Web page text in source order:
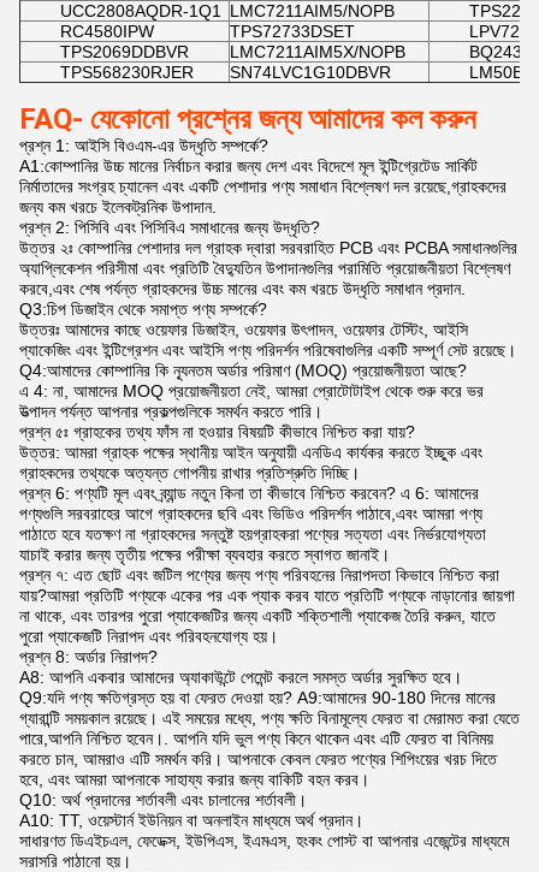
UCC2808AQDR-1Q1
LMC7211AIM5/NOPB
RC4580IPW
TPS72733DSET
TPS2069DDBVR
LMC7211AIM5X/NOPB
TPS568230RJER
SN74LVC1G10DBVR
FAQ- যেকোনো প্রশ্নের জন্য আমাদের কল করুন
প্রশ্ন 1: আইসি বিওএম-এর উদ্ধৃতি সম্পর্কে?
A1:কোম্পানির উচ্চ মানের নির্বাচন করার জন্য দেশ এবং বিদেশে মূল ইন্টিগ্রেটেড সার্কিট
নির্মাতাদের সংগ্রহ চ্যানেল এবং একটি পেশাদার পণ্য সমাধান বিশ্লেষণ দল রয়েছে,গ্রাহকদের
জন্য কম খরচে ইলেকট্রনিক উপাদান.
প্রশ্ন 2: পিসিবি এবং পিসিবিএ সমাধানের জন্য উদ্ধৃতি?
উত্তর ২ঃ কোম্পানির পেশাদার দল গ্রাহক দ্বারা সরবরাহিত PCB এবং PCBA সমাধানগুলির
অ্যাপ্লিকেশন পরিসীমা এবং প্রতিটি বৈদ্যুতিন উপাদানগুলির পরামিতি প্রয়োজনীয়তা বিশ্লেষণ
করবে,এবং শেষ পর্যন্ত গ্রাহকদের উচ্চ মানের এবং কম খরচে উদ্ধৃতি সমাধান প্রদান.
Q3:চিপ ডিজাইন থেকে সমাপ্ত পণ্য সম্পর্কে?
উত্তরঃ আমাদের কাছে ওয়েফার ডিজাইন, ওয়েফার উৎপাদন, ওয়েফার টেস্টিং, আইসি
প্যাকেজিং এবং ইন্টিগ্রেশন এবং আইসি পণ্য পরিদর্শন পরিষেবাগুলির একটি সম্পূর্ণ সেট রয়েছে।
Q4:আমাদের কোম্পানির কি ন্যূনতম অর্ডার পরিমাণ (MOQ) প্রয়োজনীয়তা আছে?
এ 4: না, আমাদের MOQ প্রয়োজনীয়তা নেই, আমরা প্রোটোটাইপ থেকে শুরু করে ভর
উত্পাদন পর্যন্ত আপনার প্রকল্পগুলিকে সমর্থন করতে পারি।
প্রশ্ন ৫ঃ গ্রাহকের তথ্য ফাঁস না হওয়ার বিষয়টি কীভাবে নিশ্চিত করা যায়?
উত্তর: আমরা গ্রাহক পক্ষের স্থানীয় আইন অনুযায়ী এনডিএ কার্যকর করতে ইচ্ছুক এবং
গ্রাহকদের তথ্যকে অত্যন্ত গোপনীয় রাখার প্রতিশ্রুতি দিচ্ছি।
প্রশ্ন 6: পণ্যটি মূল এবং ব্র্যান্ড নতুন কিনা তা কীভাবে নিশ্চিত করবেন? এ 6: আমাদের
পণ্যগুলি সরবরাহের আগে গ্রাহকদের ছবি এবং ভিডিও পরিদর্শন পাঠাবে,এবং আমরা পণ্য
পাঠাতে হবে যতক্ষণ না গ্রাহকদের সন্তুষ্ট হয়গ্রাহকরা পণ্যের সত্যতা এবং নির্ভরযোগ্যতা
যাচাই করার জন্য তৃতীয় পক্ষের পরীক্ষা ব্যবহার করতে স্বাগত জানাই।
প্রশ্ন ৭: এত ছোট এবং জটিল পণ্যের জন্য পণ্য পরিবহনের নিরাপদতা কিভাবে নিশ্চিত করা
যায়?আমরা প্রতিটি পণ্যকে একের পর এক প্যাক করব যাতে প্রতিটি পণ্যকে নাড়ানোর জায়গা
না থাকে, এবং তারপর পুরো প্যাকেজটির জন্য একটি শক্তিশালী প্যাকেজ তৈরি করুন, যাতে
পুরো প্যাকেজটি নিরাপদ এবং পরিবহনযোগ্য হয়।
প্রশ্ন 8: অর্ডার নিরাপদ?
A8: আপনি একবার আমাদের অ্যাকাউন্টে পেমেন্ট করলে সমস্ত অর্ডার সুরক্ষিত হবে।
Q9:যদি পণ্য ক্ষতিগ্রস্ত হয় বা ফেরত দেওয়া হয়? A9:আমাদের 90-180 দিনের মানের
গ্যারান্টি সময়কাল রয়েছে। এই সময়ের মধ্যে, পণ্য ক্ষতি বিনামূল্যে ফেরত বা মেরামত করা যেতে
পারে,আপনি নিশ্চিত হবেন।. আপনি যদি ভুল পণ্য কিনে থাকেন এবং এটি ফেরত বা বিনিময়
করতে চান, আমরাও এটি সমর্থন করি। আপনাকে কেবল ফেরত পণ্যের শিপিংয়ের খরচ দিতে
হবে, এবং আমরা আপনাকে সাহায্য করার জন্য বাকিটি বহন করব।
Q10: অর্থ প্রদানের শর্তাবলী এবং চালানের শর্তাবলী।
A10: TT, ওয়েস্টার্ন ইউনিয়ন বা অনলাইন মাধ্যমে অর্থ প্রদান।
সাধারণত ডিএইচএল, ফেডেক্স, ইউপিএস, ইএমএস, হংকং পোস্ট বা আপনার এজেন্টের মাধ্যমে
সরাসরি পাঠানো হয়।